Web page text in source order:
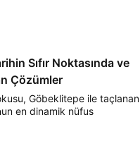
Sıfır Noktasında ve
Çözümler
Göbeklitepe ile taçlanan
en dinamik nüfus